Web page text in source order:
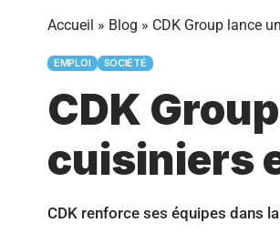
Accueil » Blog » CDK Group lance
EMPLOI SOCIÉTÉ
CDK
cuisiniers
CDK renforce ses équipes dans